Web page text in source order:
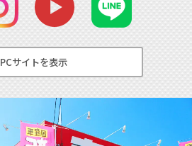
PCサイトを表示